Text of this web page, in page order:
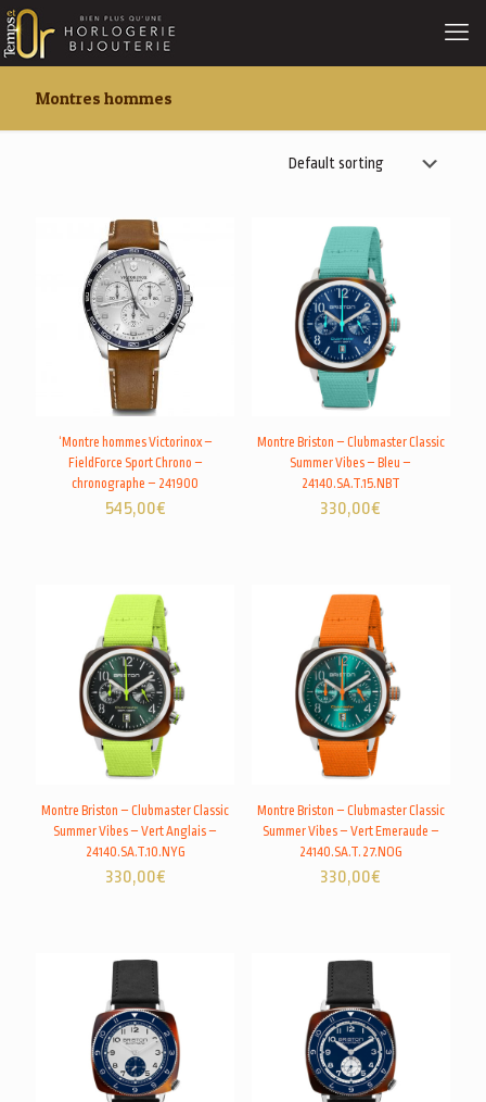
Montres hommes
‘Montre hommes Victorinox –
FieldForce Sport Chrono –
chronographe – 241900
545,00€
Montre Briston – Clubmaster Classic
Summer Vibes – Bleu –
24140.SA.T.15.NBT
330,00€
Montre Briston – Clubmaster Classic
Summer Vibes – Vert Anglais –
24140.SA.T.10.NYG
330,00€
Montre Briston – Clubmaster Classic
Summer Vibes – Vert Emeraude –
24140.SA.T.27.NOG
330,00€